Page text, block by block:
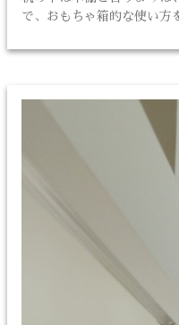
で、おもちゃ箱的な使い方